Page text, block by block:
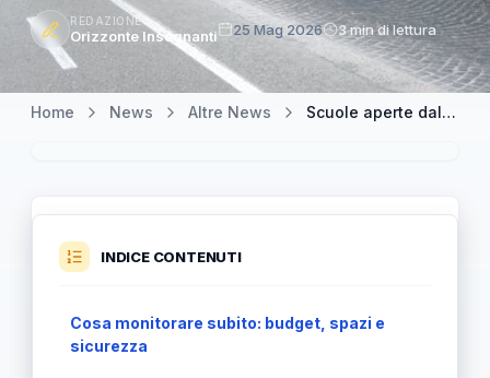
REDAZIONE
Orizzonte Insegnanti 25 Mag 2026 3 min di lettura
Home News Altre News Scuole aperte dal 31 agosto in Emilia Romagna: Anief critica la misura e propone alternative pratiche
INDICE CONTENUTI
Cosa monitorare subito: budget, spazi e
sicurezza